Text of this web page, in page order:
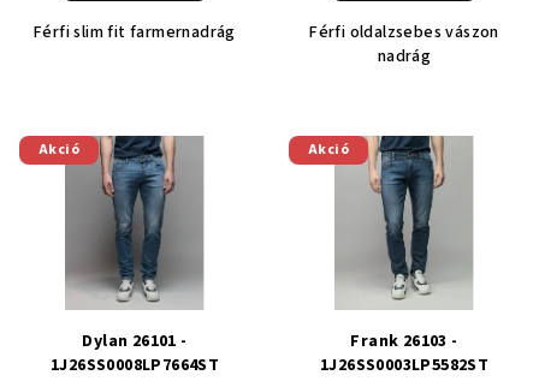
Férfi slim fit farmernadrág
Férfi oldalzsebes vászon
nadrág
Akció
Dylan 26101 -
1J26SS0008LP7664ST
Akció
Frank 26103 -
1J26SS0003LP5582ST